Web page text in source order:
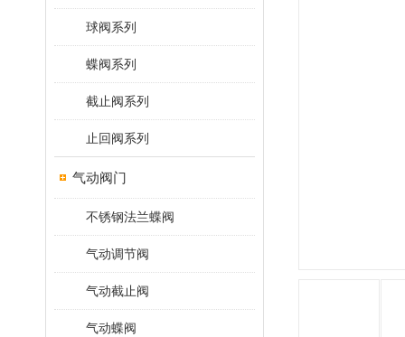
球阀系列
蝶阀系列
截止阀系列
止回阀系列
气动阀门
不锈钢法兰蝶阀
气动调节阀
气动截止阀
气动蝶阀